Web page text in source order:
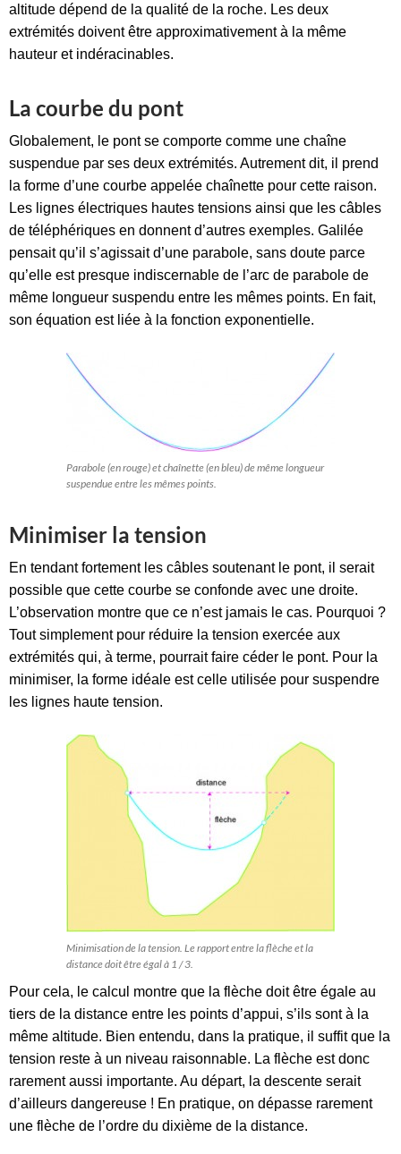
altitude dépend de la qualité de la roche. Les deux
extrémités doivent être approximativement à la même
hauteur et indéracinables.
La courbe du pont
Globalement, le pont se comporte comme une chaîne
suspendue par ses deux extrémités. Autrement dit, il prend
la forme d’une courbe appelée chaînette pour cette raison.
Les lignes électriques hautes tensions ainsi que les câbles
de téléphériques en donnent d’autres exemples. Galilée
pensait qu’il s’agissait d’une parabole, sans doute parce
qu’elle est presque indiscernable de l’arc de parabole de
même longueur suspendu entre les mêmes points. En fait,
son équation est liée à la fonction exponentielle.
Parabole (en rouge) et chaînette (en bleu) de même longueur
suspendue entre les mêmes points.
Minimiser la tension
En tendant fortement les câbles soutenant le pont, il serait
possible que cette courbe se confonde avec une droite.
L’observation montre que ce n’est jamais le cas. Pourquoi ?
Tout simplement pour réduire la tension exercée aux
extrémités qui, à terme, pourrait faire céder le pont. Pour la
minimiser, la forme idéale est celle utilisée pour suspendre
les lignes haute tension.
Minimisation de la tension. Le rapport entre la flèche et la
distance doit être égal à 1 / 3.
Pour cela, le calcul montre que la flèche doit être égale au
tiers de la distance entre les points d’appui, s’ils sont à la
même altitude. Bien entendu, dans la pratique, il suffit que la
tension reste à un niveau raisonnable. La flèche est donc
rarement aussi importante. Au départ, la descente serait
d’ailleurs dangereuse ! En pratique, on dépasse rarement
une flèche de l’ordre du dixième de la distance.